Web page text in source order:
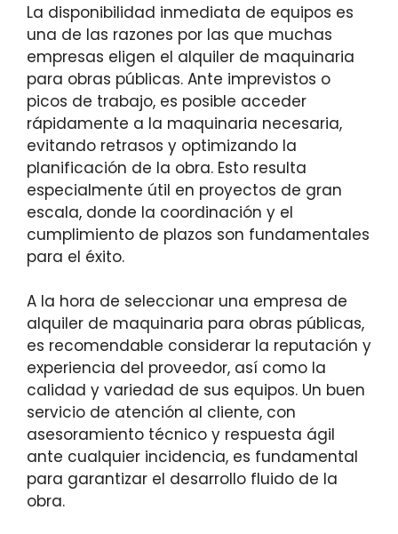
La disponibilidad inmediata de equipos es
una de las razones por las que muchas
empresas eligen el alquiler de maquinaria
para obras públicas. Ante imprevistos o
picos de trabajo, es posible acceder
rápidamente a la maquinaria necesaria,
evitando retrasos y optimizando la
planificación de la obra. Esto resulta
especialmente útil en proyectos de gran
escala, donde la coordinación y el
cumplimiento de plazos son fundamentales
para el éxito.
A la hora de seleccionar una empresa de
alquiler de maquinaria para obras públicas,
es recomendable considerar la reputación y
experiencia del proveedor, así como la
calidad y variedad de sus equipos. Un buen
servicio de atención al cliente, con
asesoramiento técnico y respuesta ágil
ante cualquier incidencia, es fundamental
para garantizar el desarrollo fluido de la
obra.